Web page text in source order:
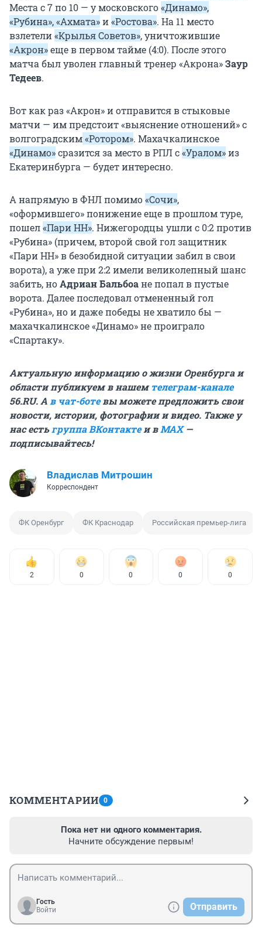
Места с 7 по 10 — у московского«Динамо»,
«Рубина», «Ахмата»и«Ростова». На 11 место
взлетели«Крылья Советов», уничтожившие
«Акрон»еще в первом тайме (4:0). После этого
матча был уволен главный тренер «Акрона»Заур
Тедеев.
Вот как раз «Акрон» и отправится в стыковые
матчи — им предстоит «выяснение отношений» с
волгоградским«Ротором». Махачкалинское
«Динамо»сразится за место в РПЛ с«Уралом»из
Екатеринбурга — будет интересно.
А напрямую в ФНЛ помимо«Сочи»,
«оформившего» понижение еще в прошлом туре,
пошел«Пари НН». Нижегородцы ушли с 0:2 против
«Рубина» (причем, второй свой гол защитник
«Пари НН» в безобидной ситуации забил в свои
ворота), а уже при 2:2 имели великолепный шанс
забить, ноАдриан Бальбоане попал в пустые
ворота. Далее последовал отмененный гол
«Рубина», но и даже победы не хватило бы —
махачкалинское «Динамо» не проиграло
«Спартаку».
Актуальную информацию о жизни Оренбурга и
области публикуем в нашем телеграм-канале
56.RU. А в чат-ботевы можете предложить свои
новости, истории, фотографии и видео. Также у
нас естьгруппа ВКонтактеи вMAX—
подписывайтесь!
Владислав Митрошин
Корреспондент
ФК Оренбург ФК Краснодар Российская премьер-лига
2 0 0 0 0
КОММЕНТАРИИ 0
Пока нет ни одного комментария.
Начните обсуждение первым!
Гость
Войти
Отправить